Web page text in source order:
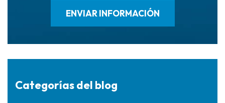
Categorías del blog